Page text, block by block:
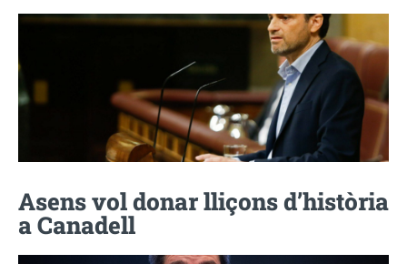
Asens vol donar lliçons d’història
a Canadell